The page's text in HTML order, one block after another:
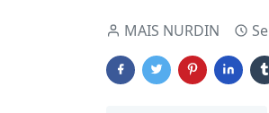
MAIS NURDIN